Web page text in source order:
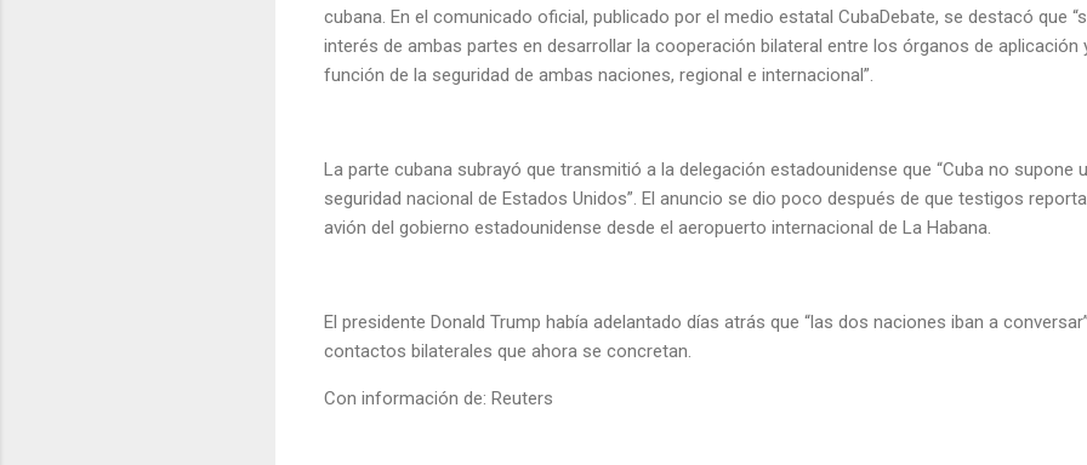
cubana. En el comunicado oficial, publicado por el medio estatal CubaDebate, se destacó que
interés de ambas partes en desarrollar la cooperación bilateral entre los órganos de aplicación
función de la seguridad de ambas naciones, regional e internacional”.
La parte cubana subrayó que transmitió a la delegación estadounidense que “Cuba no supone
seguridad nacional de Estados Unidos”. El anuncio se dio poco después de que testigos
avión del gobierno estadounidense desde el aeropuerto internacional de La Habana.
El presidente Donald Trump había adelantado días atrás que “las dos naciones iban a
contactos bilaterales que ahora se concretan.
Con información de: Reuters